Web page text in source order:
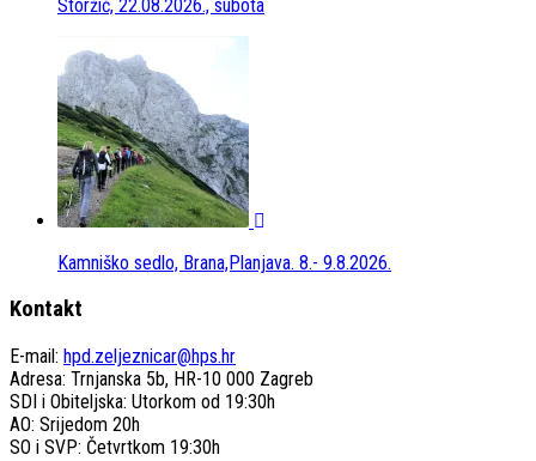
Storžič, 22.08.2026., subota
Kamniško sedlo, Brana,Planjava. 8.- 9.8.2026.
Kontakt
E-mail: hpd.zeljeznicar@hps.hr
Adresa: Trnjanska 5b, HR-10 000 Zagreb
SDI i Obiteljska: Utorkom od 19:30h
AO: Srijedom 20h
SO i SVP: Četvrtkom 19:30h